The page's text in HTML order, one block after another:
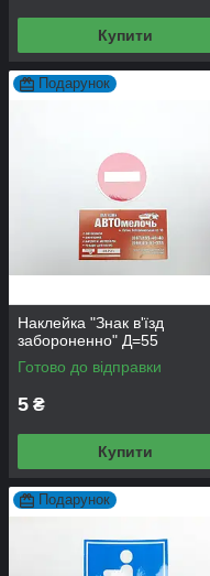
Купити
Подарунок
Наклейка "Знак в'їзд
забороненно" Д=55
Готово до відправки
5 ₴
Купити
Подарунок